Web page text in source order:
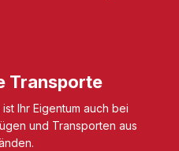
Transporte
Ihr Eigentum auch bei
und Transporten aus